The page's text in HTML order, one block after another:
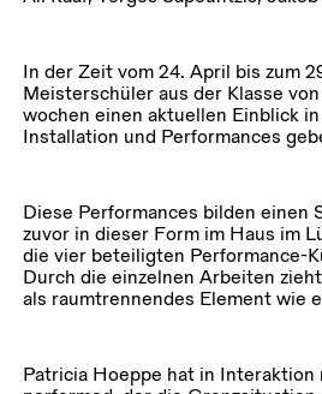
In der Zeit vom 24. April bis zum
Meisterschüler aus der Klasse
wochen einen aktuellen Einblick
Installation und Performances
Diese Performances bilden einen
zuvor in dieser Form im Haus im
die vier beteiligten Performance-
Durch die einzelnen Arbeiten
als raumtrennendes Element wie
Patricia Hoeppe hat in